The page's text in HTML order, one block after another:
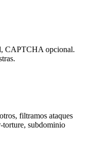
CAPTCHA opcional.
filtramos ataques
subdominio